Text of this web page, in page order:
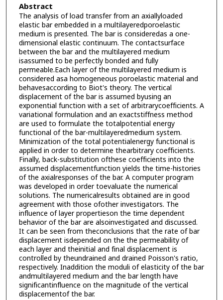
Abstract
The analysis of load transfer from an axiallyloaded
elastic bar embedded in a multilayeredporoelastic
medium is presented. The bar is consideredas a one-
dimensional elastic continuum. The contactsurface
between the bar and the multilayered medium
isassumed to be perfectly bonded and fully
permeable.Each layer of the multilayered medium is
considered asa homogeneous poroelastic material and
behavesaccording to Biot's theory. The vertical
displacement of the bar is assumed byusing an
exponential function with a set of arbitrarycoefficients. A
variational formulation and an exactstiffness method
are used to formulate the totalpotential energy
functional of the bar-multilayeredmedium system.
Minimization of the total potentialenergy functional is
applied in order to determine thearbitrary coefficients.
Finally, back-substitution ofthese coefficients into the
assumed displacementfunction yields the time-histories
of the axialresponses of the bar. A computer program
was developed in order toevaluate the numerical
solutions. The numericalresults obtained are in good
agreement with those ofother investigators. The
influence of layer propertieson the time dependent
behavior of the bar are alsoinvestigated and discussed.
It can be seen from theconclusions that the rate of bar
displacement isdepended on the the permeability of
each layer and theinitial and final displacement is
controlled by theundrained and drained Poisson's ratio,
respectively. Inaddition the moduli of elasticity of the bar
andmultilayered medium and the bar length have
significantinfluence on the magnitude of the vertical
displacementof the bar.